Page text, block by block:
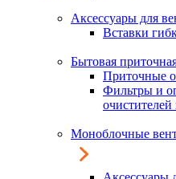
Аксессуары для
Вставки
Бытовая
Приточные
Фильтры и
очистителей
Моноблочные